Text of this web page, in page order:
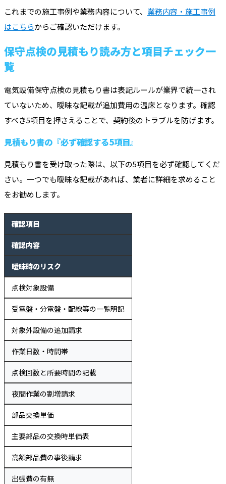
これまでの施工事例や業務内容について、 業務内容・施工事例
はこちらからご確認いただけます。
保守点検の見積もり読み方と項目チェック一
覧
電気設備保守点検の見積もり書は表記ルールが業界で統一され
ていないため、曖昧な記載が追加費用の温床となります。確認
すべき5項目を押さえることで、契約後のトラブルを防げます。
見積もり書の『必ず確認する5項目』
見積もり書を受け取った際は、以下の5項目を必ず確認してくだ
さい。一つでも曖昧な記載があれば、業者に詳細を求めること
をお勧めします。
確認項目
確認内容
曖昧時のリスク
点検対象設備
受電盤・分電盤・配線等の一覧明記
対象外設備の追加請求
作業日数・時間帯
点検回数と所要時間の記載
夜間作業の割増請求
部品交換単価
主要部品の交換時単価表
高額部品費の事後請求
出張費の有無